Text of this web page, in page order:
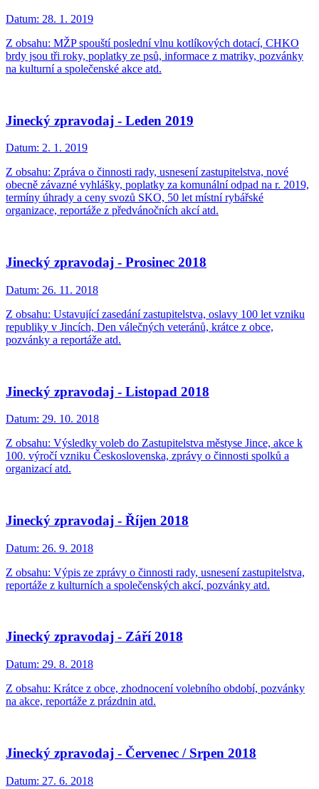
Datum: 28. 1. 2019
Z obsahu: MŽP spouští poslední vlnu kotlíkových dotací, CHKO
brdy jsou tři roky, poplatky ze psů, informace z matriky, pozvánky
na kulturní a společenské akce atd.
Jinecký zpravodaj - Leden 2019
Datum: 2. 1. 2019
Z obsahu: Zpráva o činnosti rady, usnesení zastupitelstva, nové
obecně závazné vyhlášky, poplatky za komunální odpad na r. 2019,
termíny úhrady a ceny svozů SKO, 50 let místní rybářské
organizace, reportáže z předvánočních akcí atd.
Jinecký zpravodaj - Prosinec 2018
Datum: 26. 11. 2018
Z obsahu: Ustavující zasedání zastupitelstva, oslavy 100 let vzniku
republiky v Jincích, Den válečných veteránů, krátce z obce,
pozvánky a reportáže atd.
Jinecký zpravodaj - Listopad 2018
Datum: 29. 10. 2018
Z obsahu: Výsledky voleb do Zastupitelstva městyse Jince, akce k
100. výročí vzniku Československa, zprávy o činnosti spolků a
organizací atd.
Jinecký zpravodaj - Říjen 2018
Datum: 26. 9. 2018
Z obsahu: Výpis ze zprávy o činnosti rady, usnesení zastupitelstva,
reportáže z kulturních a společenských akcí, pozvánky atd.
Jinecký zpravodaj - Září 2018
Datum: 29. 8. 2018
Z obsahu: Krátce z obce, zhodnocení volebního období, pozvánky
na akce, reportáže z prázdnin atd.
Jinecký zpravodaj - Červenec / Srpen 2018
Datum: 27. 6. 2018